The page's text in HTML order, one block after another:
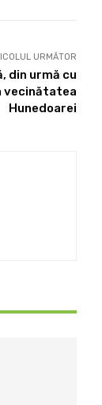
URMĂTOR
din urmă cu
vecinătatea
Hunedoarei